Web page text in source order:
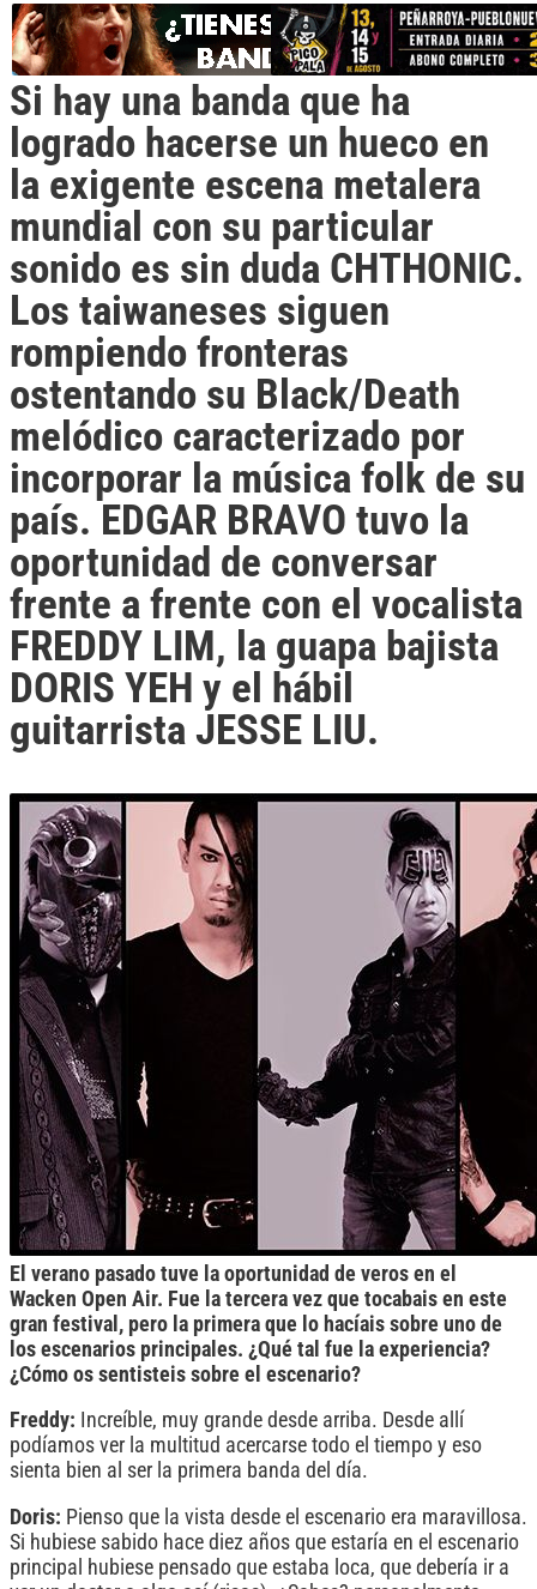
Si hay una banda que ha
logrado hacerse un hueco en
la exigente escena metalera
mundial con su particular
sonido es sin duda CHTHONIC.
Los taiwaneses siguen
rompiendo fronteras
ostentando su Black/Death
melódico caracterizado por
incorporar la música folk de su
país. EDGAR BRAVO tuvo la
oportunidad de conversar
frente a frente con el vocalista
FREDDY LIM, la guapa bajista
DORIS YEH y el hábil
guitarristaJESSE LIU.
El verano pasado tuve la oportunidad de veros en el
Wacken Open Air. Fue la tercera vez que tocabais en este
gran festival, pero la primera que lo hacíais sobre uno de
los escenarios principales. ¿Qué tal fue la experiencia?
¿Cómo os sentisteis sobre el escenario?
Freddy: Increíble, muy grande desde arriba. Desde allí
podíamos ver la multitud acercarse todo el tiempo y eso
sienta bien al ser la primera banda del día.
Doris: Pienso que la vista desde el escenario era maravillosa.
Si hubiese sabido hace diez años que estaría en el escenario
principal hubiese pensado que estaba loca, que debería ir a